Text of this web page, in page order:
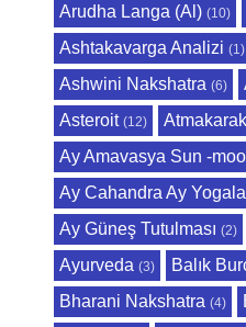
Arudha Langa (Al) (10)
Ashtakavarga Analizi (1)
Ashwini Nakshatra (6)
Asteroit (12)
Ay Amavasya Sun -
Ay Cahandra Ay
Ay Güneş Tutulması (2)
Ayurveda (3) Balık
Bharani Nakshatra (4)